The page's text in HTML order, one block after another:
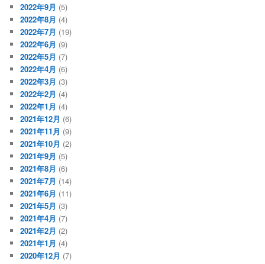
2022年9月 (5)
2022年8月 (4)
2022年7月 (19)
2022年6月 (9)
2022年5月 (7)
2022年4月 (6)
2022年3月 (3)
2022年2月 (4)
2022年1月 (4)
2021年12月 (6)
2021年11月 (9)
2021年10月 (2)
2021年9月 (5)
2021年8月 (6)
2021年7月 (14)
2021年6月 (11)
2021年5月 (3)
2021年4月 (7)
2021年2月 (2)
2021年1月 (4)
2020年12月 (7)